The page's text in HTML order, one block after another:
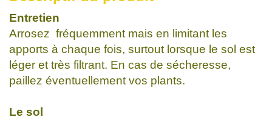
Entretien
Arrosez fréquemment mais en limitant les
apports à chaque fois, surtout lorsque le sol est
léger et très filtrant. En cas de sécheresse,
paillez éventuellement vos plants.
Le sol